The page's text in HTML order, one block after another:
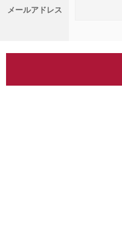
メールアドレス